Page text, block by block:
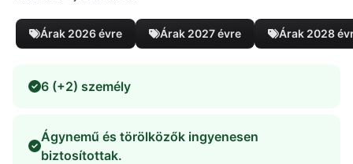
Árak 2026 évre Árak 2027 évre Árak 2028
6 (+2) személy
Ágynemű és törölközők ingyenesen
biztosítottak.